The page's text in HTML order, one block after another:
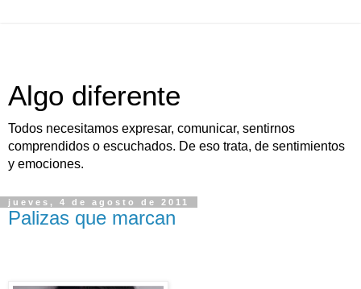
Algo diferente
Todos necesitamos expresar, comunicar, sentirnos
comprendidos o escuchados. De eso trata, de sentimientos
y emociones.
jueves, 4 de agosto de 2011
Palizas que marcan